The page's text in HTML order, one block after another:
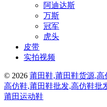
阿迪达斯
万斯
冠军
虎头
皮带
实拍视频
© 2026 莆田鞋,莆田鞋货源,高
高仿鞋,莆田鞋批发,高仿鞋批
莆田运动鞋